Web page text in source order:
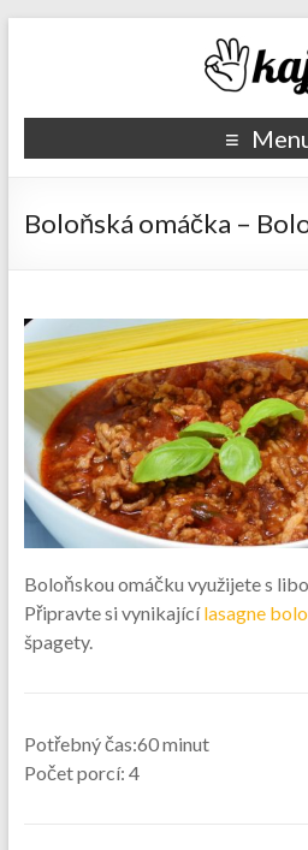
Recepty kajf.cz
Boloňská omáčka –
Boloňskou omáčku využijete s
Připravte si vynikajícílasagne
špagety.
Potřebný čas:60 minut
Počet porcí: 4